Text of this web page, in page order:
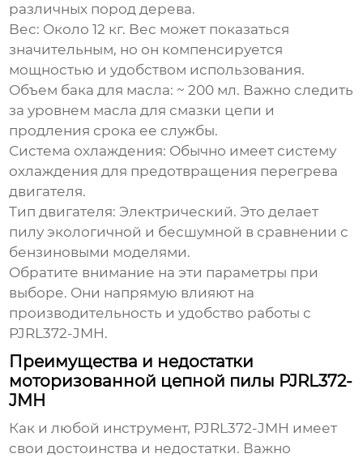
различных пород дерева.
Вес: Около 12 кг. Вес может показаться
значительным, но он компенсируется
мощностью и удобством использования.
Объем бака для масла: ~ 200 мл. Важно следить
за уровнем масла для смазки цепи и
продления срока ее службы.
Система охлаждения: Обычно имеет систему
охлаждения для предотвращения перегрева
двигателя.
Тип двигателя: Электрический. Это делает
пилу экологичной и бесшумной в сравнении с
бензиновыми моделями.
Обратите внимание на эти параметры при
выборе. Они напрямую влияют на
производительность и удобство работы с
PJRL372-JMH.
Преимущества и недостатки
моторизованной цепной пилы PJRL372-
JMH
Как и любой инструмент, PJRL372-JMH имеет
свои достоинства и недостатки. Важно